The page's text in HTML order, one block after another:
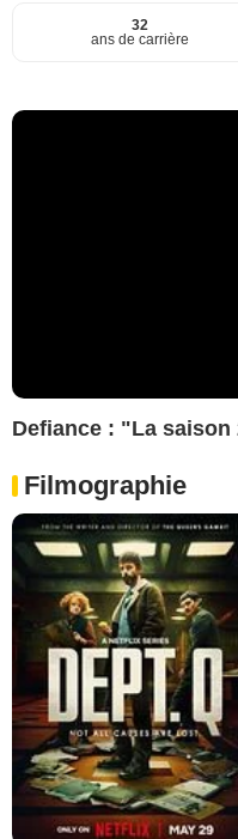
32
ans de carrière
Defiance : "La
Filmographie